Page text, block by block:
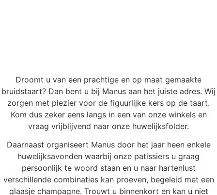
Droomt u van een prachtige en op maat gemaakte
bruidstaart? Dan bent u bij Manus aan het juiste adres. Wij
zorgen met plezier voor de figuurlijke kers op de taart.
Kom dus zeker eens langs in een van onze winkels en
vraag vrijblijvend naar onze huwelijksfolder.
Daarnaast organiseert Manus door het jaar heen enkele
huwelijksavonden waarbij onze patissiers u graag
persoonlijk te woord staan en u naar hartenlust
verschillende combinaties kan proeven, begeleid met een
glaasje champagne. Trouwt u binnenkort en kan u niet